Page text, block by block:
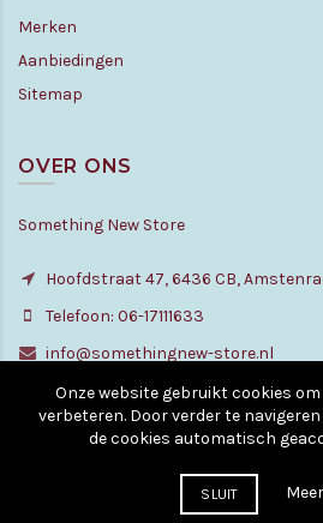
Merken
Aanbiedingen
Sitemap
OVER ONS
Something New Store
Hoofdstraat 47, 6436 CB,
Telefoon: 06-17111633
info@somethingnew-store.nl
© Copyright - All rights
Onze website gebruikt cookies
verbeteren. Door verder te
de cookies automatisch
SLUIT